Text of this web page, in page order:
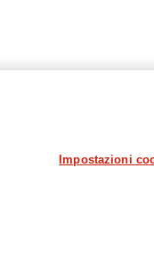
Trova punti
Impostazioni